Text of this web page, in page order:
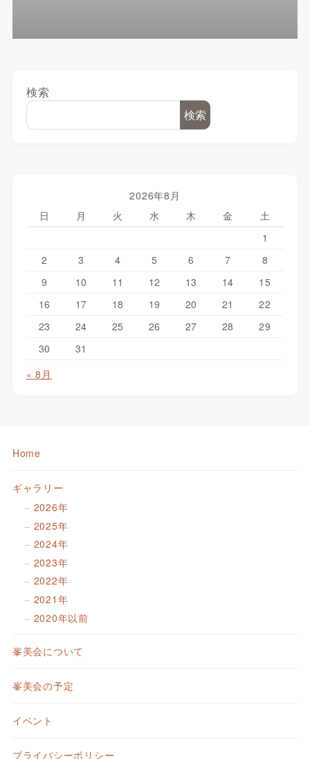
検索
検索
2026年8月
日
月 火 水 木 金
土
1
2
3 4 5 6 7
8
9
10 11 12 13 14
15
16
17 18 19 20 21
22
23
24 25 26 27 28
29
30
31
« 8月
Home
ギャラリー
2026年
2025年
2024年
2023年
2022年
2021年
2020年以前
峯美会について
峯美会の予定
イベント
プライバシーポリシー